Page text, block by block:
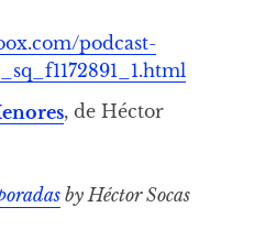
podcast-
, de Héctor
by Héctor Socas